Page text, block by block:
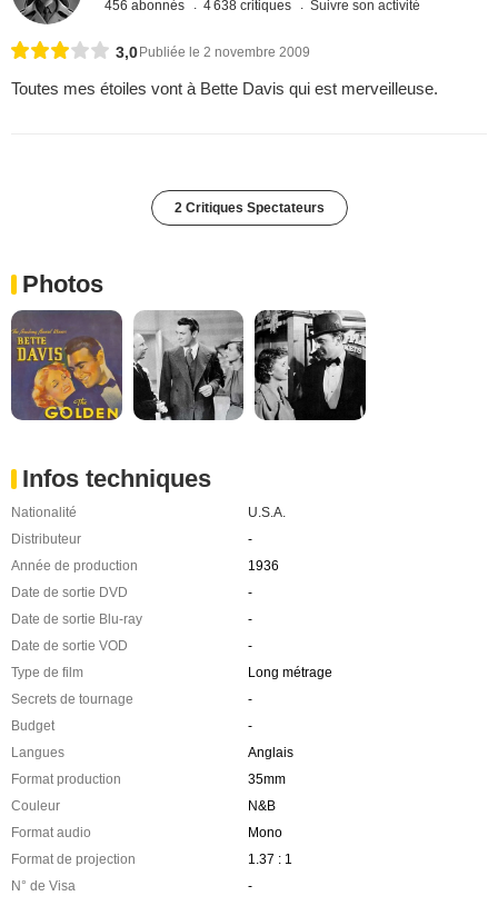
456 abonnés 4 638 critiques Suivre son activité
3,0Publiée le 2 novembre 2009
Toutes mes étoiles vont à Bette Davis qui est merveilleuse.
2 Critiques Spectateurs
Photos
Infos techniques
Nationalité
U.S.A.
Distributeur
-
Année de production
1936
Date de sortie DVD
-
Date de sortie Blu-ray
-
Date de sortie VOD
-
Type de film
Long métrage
Secrets de tournage
-
Budget
-
Langues
Anglais
Format production
35mm
Couleur
N&B
Format audio
Mono
Format de projection
1.37 : 1
N° de Visa
-